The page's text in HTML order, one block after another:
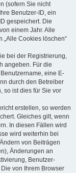
(sofern Sie nicht
Benutzer-ID, ein
gespeichert. Die
einem Jahr. Alle
Cookies löschen“
bei der Registrierung,
angeben. Für die
eine E-
durch den Betreiber
so ist dies für Sie vor
erstellen, so werden
Gleiches gilt, wenn
In diesen Fällen wird
wird weiterhin bei
von Beiträgen
Änderungen an
Benutzer-
von Ihrem Browser